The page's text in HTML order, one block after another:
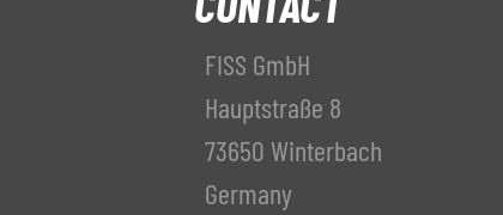
FISS GmbH
Hauptstraße 8
73650 Winterbach
Germany